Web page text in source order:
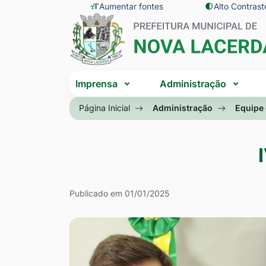
Seção
de
atalhos
e
links
de
acessibilidade
para
o
conteúdo
[alt+1]
Ir
para
Ir
a
busca
[alt+3]
Aumentar fontes Alto
Seção
do
menu
menu
Imprensa Administração
Página Inicial Administração Equipe
Colaborador
Publicado em 01/01/2025